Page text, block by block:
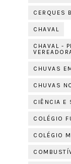
CERQUES
CHAVAL
CHAVAL -
CHUVAS
CHUVAS
CIÊNCIA E
COLÉGIO
COLÉGIO